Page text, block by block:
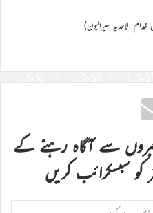
الاحمدیہ سیرالیون)
خبروں سے آگاہ رہنے کے
کو سبسکرائب کریں